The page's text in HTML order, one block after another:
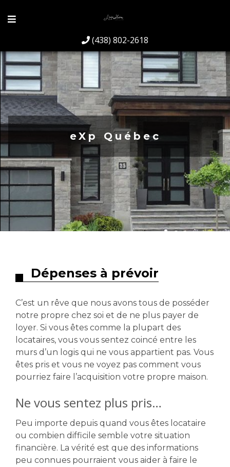
(438) 802-2618
eXp Québec
Dépenses à prévoir
C’est un rêve que nous avons tous de posséder
notre propre chez soi et de ne plus payer de
loyer. Si vous êtes comme la plupart des
locataires, vous vous sentez coincé entre les
murs d’un logis qui ne vous appartient pas. Vous
êtes pris et vous ne voyez pas comment vous
pourriez faire l’acquisition votre propre maison.
Ne vous sentez plus pris…
Peu importe depuis quand vous êtes locataire
ou combien difficile semble votre situation
financière. La vérité est que des informations
peu connues pourraient vous aider à faire le